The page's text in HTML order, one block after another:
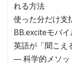
れる方法
使った分だけ支
BB.exciteモバ
英語が「聞こえ
― 科学的メソッ